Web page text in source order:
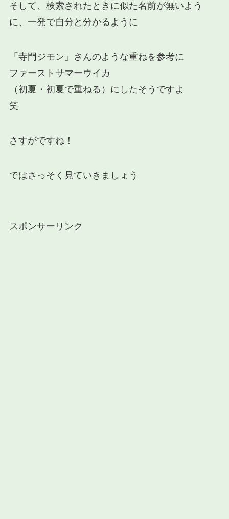
そして、検索されたときに似た名前が無いよう
に、一発で自分と分かるように
「寺門ジモン」さんのような重ねを参考に
ファーストサマーウイカ
（初夏・初夏で重ねる）にしたそうですよ
笑
さすがですね！
ではさっそく見ていきましょう
スポンサーリンク